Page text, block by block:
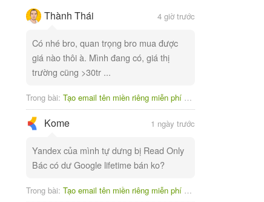
Thành Thái 4 giờ trước
Có nhé bro, quan trọng bro mua được
giá nào thôi à. Mình đang có, giá thị
trường cũng >30tr ...
Trong bài: Tạo email tên miền riêng miễn phí với Yandex
Kome 1 ngày trước
Yandex của mình tự dưng bị Read Only
Bác có dư Google lifetime bán ko?
Trong bài: Tạo email tên miền riêng miễn phí với Yandex